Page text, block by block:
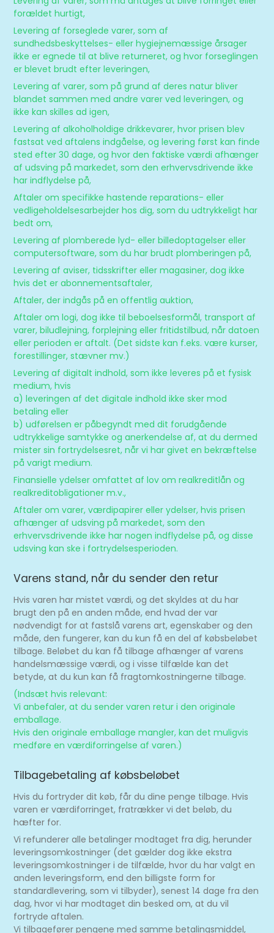
forældet hurtigt,
Levering af forseglede varer, som af
sundhedsbeskyttelses- eller hygiejnemæssige årsager
ikke er egnede til at blive returneret, og hvor forseglingen
er blevet brudt efter leveringen,
Levering af varer, som på grund af deres natur bliver
blandet sammen med andre varer ved leveringen, og
ikke kan skilles ad igen,
Levering af alkoholholdige drikkevarer, hvor prisen blev
fastsat ved aftalens indgåelse, og levering først kan finde
sted efter 30 dage, og hvor den faktiske værdi afhænger
af udsving på markedet, som den erhvervsdrivende ikke
har indflydelse på,
Aftaler om specifikke hastende reparations- eller
vedligeholdelsesarbejder hos dig, som du udtrykkeligt har
bedt om,
Levering af plomberede lyd- eller billedoptagelser eller
computersoftware, som du har brudt plomberingen på,
Levering af aviser, tidsskrifter eller magasiner, dog ikke
hvis det er abonnementsaftaler,
Aftaler, der indgås på en offentlig auktion,
Aftaler om logi, dog ikke til beboelsesformål, transport af
varer, biludlejning, forplejning eller fritidstilbud, når datoen
eller perioden er aftalt. (Det sidste kan f.eks. være kurser,
forestillinger, stævner mv.)
Levering af digitalt indhold, som ikke leveres på et fysisk
medium, hvis
a) leveringen af det digitale indhold ikke sker mod
betaling eller
b) udførelsen er påbegyndt med dit forudgående
udtrykkelige samtykke og anerkendelse af, at du dermed
mister sin fortrydelsesret, når vi har givet en bekræftelse
på varigt medium.
Finansielle ydelser omfattet af lov om realkreditlån og
realkreditobligationer m.v.,
Aftaler om varer, værdipapirer eller ydelser, hvis prisen
afhænger af udsving på markedet, som den
erhvervsdrivende ikke har nogen indflydelse på, og disse
udsving kan ske i fortrydelsesperioden.
Varens stand, når du sender den retur
Hvis varen har mistet værdi, og det skyldes at du har
brugt den på en anden måde, end hvad der var
nødvendigt for at fastslå varens art, egenskaber og den
måde, den fungerer, kan du kun få en del af købsbeløbet
tilbage. Beløbet du kan få tilbage afhænger af varens
handelsmæssige værdi, og i visse tilfælde kan det
betyde, at du kun kan få fragtomkostningerne tilbage.
(Indsæt hvis relevant:
Vi anbefaler, at du sender varen retur i den originale
emballage.
Hvis den originale emballage mangler, kan det muligvis
medføre en værdiforringelse af varen.)
Tilbagebetaling af købsbeløbet
Hvis du fortryder dit køb, får du dine penge tilbage. Hvis
varen er værdiforringet, fratrækker vi det beløb, du
hæfter for.
Vi refunderer alle betalinger modtaget fra dig, herunder
leveringsomkostninger (det gælder dog ikke ekstra
leveringsomkostninger i de tilfælde, hvor du har valgt en
anden leveringsform, end den billigste form for
standardlevering, som vi tilbyder), senest 14 dage fra den
dag, hvor vi har modtaget din besked om, at du vil
fortryde aftalen.
Vi tilbagefører pengene med samme betalingsmiddel,